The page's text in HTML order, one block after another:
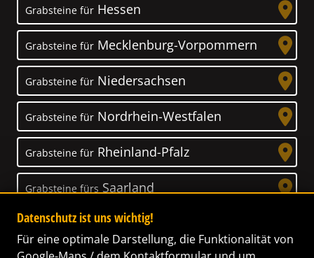
Grabsteine für Hessen
Grabsteine für Mecklenburg-Vorpommern
Grabsteine für Niedersachsen
Grabsteine für Nordrhein-Westfalen
Grabsteine für Rheinland-Pfalz
Grabsteine fürs Saarland
Grabsteine für Sachsen
Datenschutz ist uns wichtig!
Für eine optimale Darstellung, die Funktionalität von